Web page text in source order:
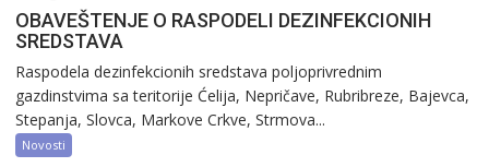
OBAVEŠTENJE O RASPODELI DEZINFEKCIONIH
SREDSTAVA
Raspodela dezinfekcionih sredstava poljoprivrednim
gazdinstvima sa teritorije Ćelija, Nepričave, Rubribreze, Bajevca,
Stepanja, Slovca, Markove Crkve, Strmova...
Novosti